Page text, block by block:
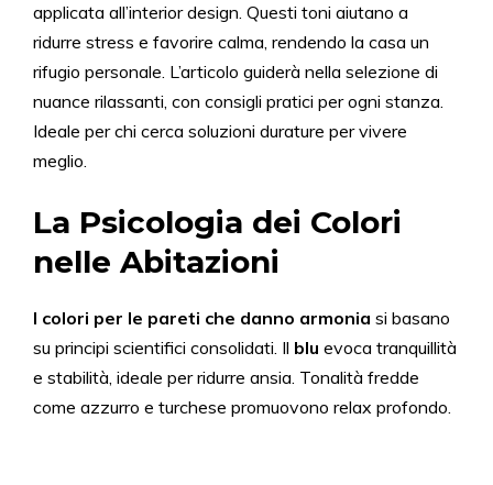
applicata all’interior design. Questi toni aiutano a
ridurre stress e favorire calma, rendendo la casa un
rifugio personale. L’articolo guiderà nella selezione di
nuance rilassanti, con consigli pratici per ogni stanza.
Ideale per chi cerca soluzioni durature per vivere
meglio.
La Psicologia dei Colori
nelle Abitazioni
I colori per le pareti che danno armonia si basano
su principi scientifici consolidati. Il blu evoca tranquillità
e stabilità, ideale per ridurre ansia. Tonalità fredde
come azzurro e turchese promuovono relax profondo.